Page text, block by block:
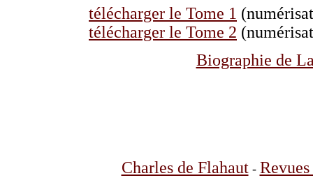
télécharger le Tome 1
télécharger le Tome 2
Biographie de
Charles de Flahaut-